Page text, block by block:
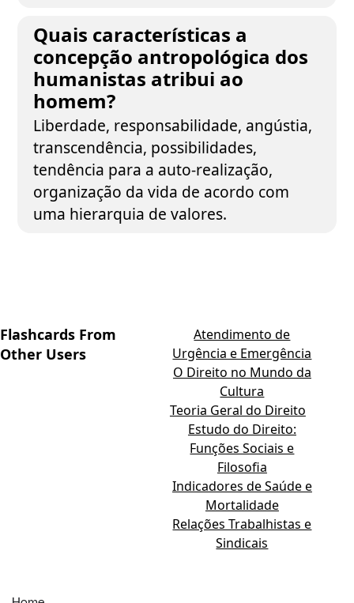
Quais características a
concepção antropológica dos
humanistas atribui ao
homem?
Liberdade, responsabilidade, angústia,
transcendência, possibilidades,
tendência para a auto-realização,
organização da vida de acordo com
uma hierarquia de valores.
Flashcards From
Other Users
Atendimento de
Urgência e Emergência
O Direito no Mundo da
Cultura
Teoria Geral do Direito
Estudo do Direito:
Funções Sociais e
Filosofia
Indicadores de Saúde e
Mortalidade
Relações Trabalhistas e
Sindicais